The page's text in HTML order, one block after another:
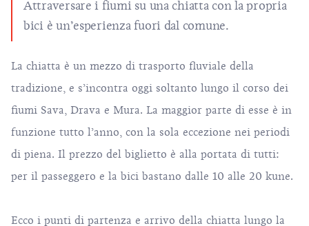
Attraversare i fiumi su una chiatta con la propria
bici è un’esperienza fuori dal comune.
La chiatta è un mezzo di trasporto fluviale della
tradizione, e s’incontra oggi soltanto lungo il corso dei
fiumi Sava, Drava e Mura. La maggior parte di esse è in
funzione tutto l’anno, con la sola eccezione nei periodi
di piena. Il prezzo del biglietto è alla portata di tutti:
per il passeggero e la bici bastano dalle 10 alle 20 kune.
Ecco i punti di partenza e arrivo della chiatta lungo la